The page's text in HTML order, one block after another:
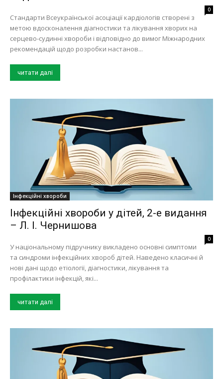
0
Стандарти Всеукраїнської асоціації кардіологів створені з
метою вдосконалення діагностики та лікування хворих на
серцево-судинні хвороби і відповідно до вимог Міжнародних
рекомендацій щодо розробки настанов...
читати далі
Інфекційні хвороби
Інфекційні хвороби у дітей, 2-е видання
– Л. І. Чернишова
0
У національному підручнику викладено основні симптоми
та синдроми інфекційних хвороб дітей. Наведено класичні й
нові дані щодо етіології, діагностики, лікування та
профілактики інфекцій, які...
читати далі